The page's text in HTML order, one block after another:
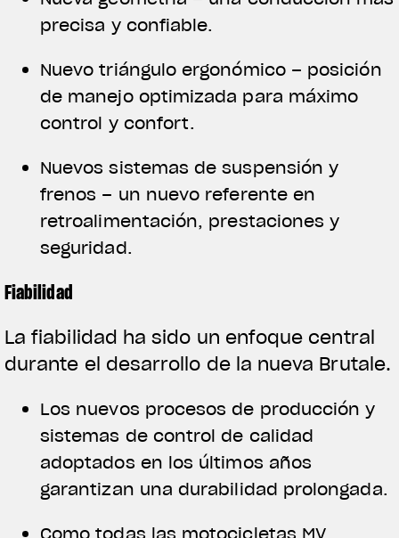
precisa y confiable.
Nuevo triángulo ergonómico – posición
de manejo optimizada para máximo
control y confort.
Nuevos sistemas de suspensión y
frenos – un nuevo referente en
retroalimentación, prestaciones y
seguridad.
Fiabilidad
La fiabilidad ha sido un enfoque central
durante el desarrollo de la nueva Brutale.
Los nuevos procesos de producción y
sistemas de control de calidad
adoptados en los últimos años
garantizan una durabilidad prolongada.
Como todas las motocicletas MV